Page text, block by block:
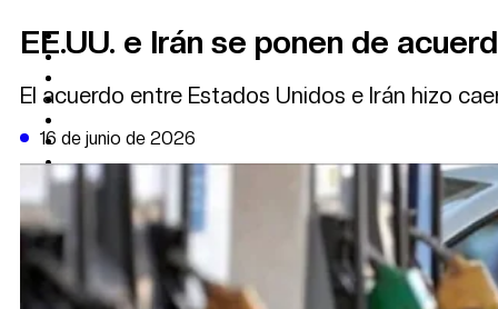
AGRO
DEPORTES
POLÍTICA
DATA FIRME
DE LA TRIBUNA TV
EE.UU. e Irán se ponen de
El acuerdo entre Estados Unidos e Irán hizo
16 de junio de 2026